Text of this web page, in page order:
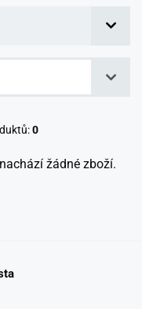
0
žádné zboží.